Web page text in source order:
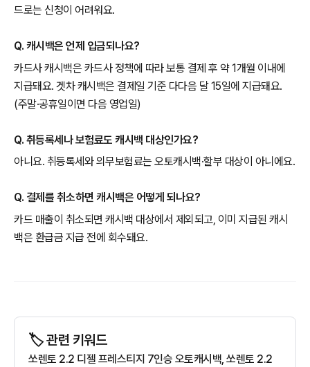
드로는 신청이 어려워요.
Q. 캐시백은 언제 입금되나요?
카드사 캐시백은 카드사 정책에 따라 보통 결제 후 약 1개월 이내에
지급돼요. 겟차 캐시백은 결제일 기준 다다음 달 15일에 지급돼요.
(주말·공휴일이면 다음 영업일)
Q. 취등록세나 보험료도 캐시백 대상인가요?
아니요. 취등록세와 의무보험료는 오토캐시백·할부 대상이 아니에요.
Q. 결제를 취소하면 캐시백은 어떻게 되나요?
카드 매출이 취소되면 캐시백 대상에서 제외되고, 이미 지급된 캐시
백은 환급금 지급 전에 회수돼요.
🏷️ 관련 키워드
쏘렌토 2.2 디젤 프레스티지 7인승 오토캐시백, 쏘렌토 2.2